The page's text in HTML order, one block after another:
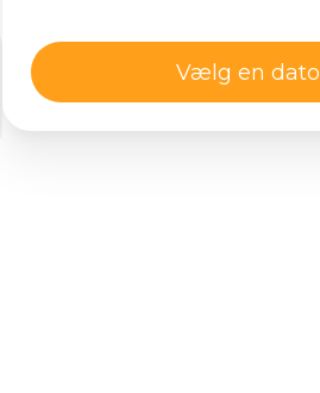
Vælg en dato